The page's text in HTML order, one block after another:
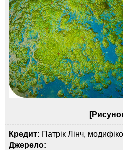
Кредит: Патрік Лінч,
Джерело: